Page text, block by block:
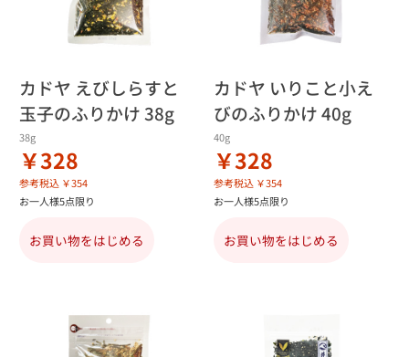
カドヤ えびしらすと
玉子のふりかけ 38g
38g
￥328
参考税込 ￥354
お一人様5点限り
お買い物をはじめる
カドヤ いりこと小え
びのふりかけ 40g
40g
￥328
参考税込 ￥354
お一人様5点限り
お買い物をはじめる